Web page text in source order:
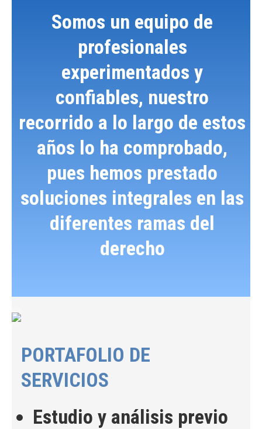
Somos un equipo de
profesionales
experimentados y
confiables, nuestro
recorrido a lo largo de estos
años lo ha comprobado,
pues hemos prestado
soluciones integrales en las
diferentes ramas del
derecho
PORTAFOLIO DE
SERVICIOS
Estudio y análisis previo